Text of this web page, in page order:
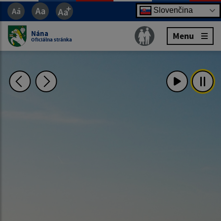
Slovenčina
Nána
Oficiálna stránka Menu